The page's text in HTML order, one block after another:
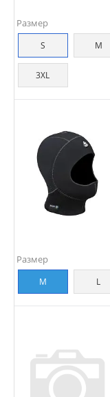
Размер
S M
3XL
Размер
M L